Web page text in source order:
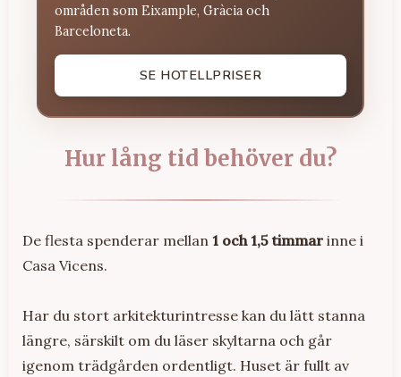
områden som Eixample, Gràcia och
Barceloneta.
SE HOTELLPRISER
Hur lång tid behöver du?
De flesta spenderar mellan 1 och 1,5 timmar inne i
Casa Vicens.
Har du stort arkitekturintresse kan du lätt stanna
längre, särskilt om du läser skyltarna och går
igenom trädgården ordentligt. Huset är fullt av